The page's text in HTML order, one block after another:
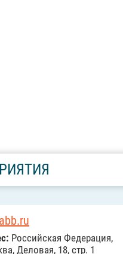
Российcкая Федерация,
Деловая, 18, стр. 1